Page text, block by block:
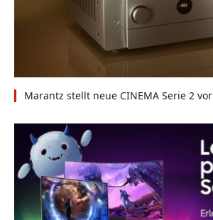
Marantz stellt neue CINEMA Serie 2 vor